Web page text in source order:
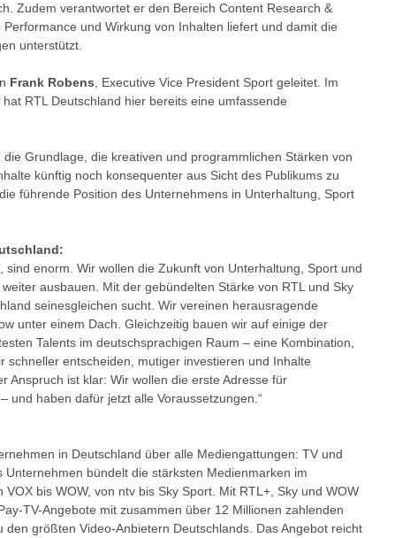
Zudem verantwortet er den Bereich Content Research &
und Wirkung von Inhalten liefert und damit die
unterstützt.
Frank Robens , Executive Vice President Sport geleitet. Im
RTL Deutschland hier bereits eine umfassende
Grundlage, die kreativen und programmlichen Stärken von
künftig noch konsequenter aus Sicht des Publikums zu
führende Position des Unternehmens in Unterhaltung, Sport
sind enorm. Wir wollen die Zukunft von Unterhaltung, Sport und
ausbauen. Mit der gebündelten Stärke von RTL und Sky
seinesgleichen sucht. Wir vereinen herausragende
unter einem Dach. Gleichzeitig bauen wir auf einige der
Talents im deutschsprachigen Raum – eine Kombination,
entscheiden, mutiger investieren und Inhalte
Anspruch ist klar: Wir wollen die erste Adresse für
und haben dafür jetzt alle Voraussetzungen.“
in Deutschland über alle Mediengattungen: TV und
bündelt die stärksten Medienmarken im
bis WOW, von ntv bis Sky Sport. Mit RTL+, Sky und WOW
TV-Angebote mit zusammen über 12 Millionen zahlenden
größten Video-Anbietern Deutschlands. Das Angebot reicht